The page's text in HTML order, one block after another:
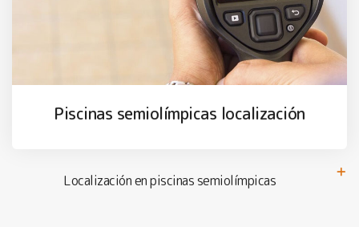
Piscinas semiolímpicas localización
Localización en piscinas semiolímpicas